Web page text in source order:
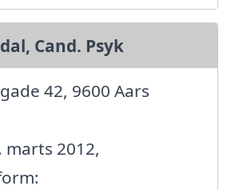
Cand. Psyk
42, 9600 Aars
2012,